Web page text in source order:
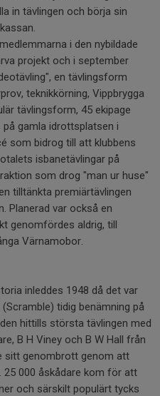
in tävlingen och börja sin
i den nybildade
projekt och i september
en tävlingsform
teknikkörning, Vippbrygga
tävlingsform, 45 ekipage
gamla idrottsplatsen i
som bidrog till att klubbens
isbanetävlingar på
som drog "man ur huse"
tilltänkta premiärtävlingen
Planerad var också en
genomfördes aldrig, till
Värnamobor.
inleddes 1948 då det var
tidig benämning på
hittills största tävlingen med
B H Viney och B W Hall från
sitt genombrott genom att
25 000 åskådare kom för att
och särskilt populärt tycks